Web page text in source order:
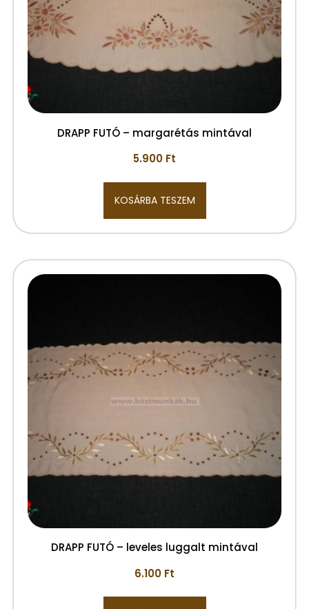
DRAPP FUTÓ – margarétás mintával
5.900 Ft
KOSÁRBA TESZEM
DRAPP FUTÓ – leveles luggalt mintával
6.100 Ft